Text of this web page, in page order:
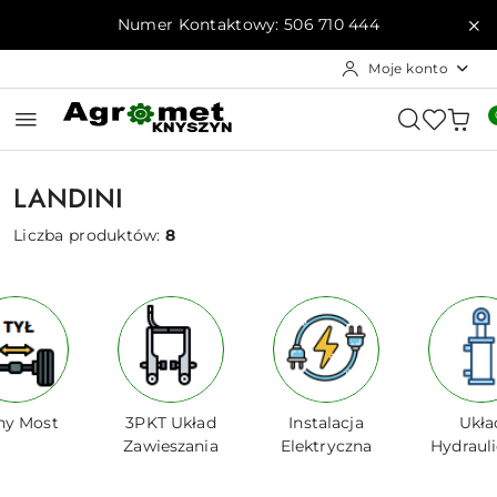
Przejdź do treści głównej
Przejdź do wyszukiwarki
Przejdź do moje konto
Przejdź do menu głównego
Przejdź do stopkiNumer Kontaktowy: 506 710 444
Moje konto
LANDINI
Liczba produktów:8
Most
3PKT Układ
Zawieszania
Instalacja
Elektryczna